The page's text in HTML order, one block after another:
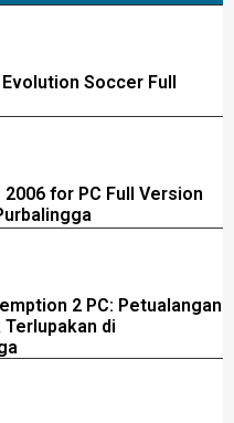
Soccer Full
2006 for PC Full Version
2 PC: Petualangan
di